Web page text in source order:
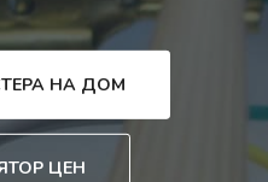
НА ДОМ
ЦЕН